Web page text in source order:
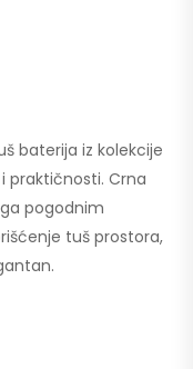
baterija iz kolekcije
praktičnosti. Crna
pogodnim
tuš prostora,